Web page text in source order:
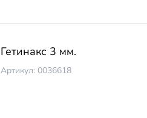
Гетинакс 3 мм.
Артикул: 0036618